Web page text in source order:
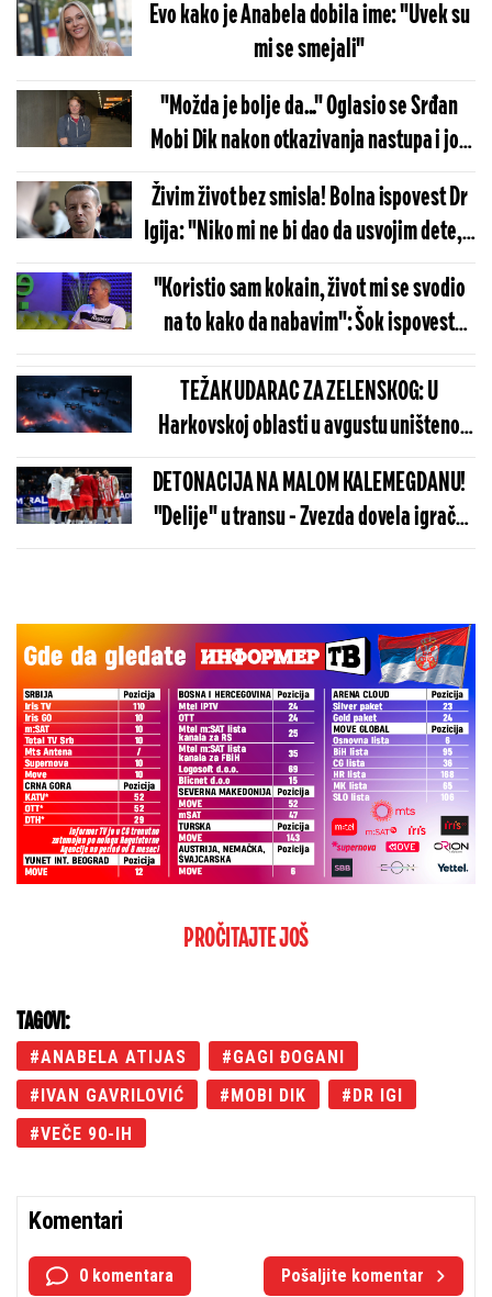
Evo kako je Anabela dobila ime: "Uvek su
mi se smejali"
"Možda je bolje da..." Oglasio se Srđan
Mobi Dik nakon otkazivanja nastupa i još
više zbunio narod
Živim život bez smisla! Bolna ispovest Dr
Igija: "Niko mi ne bi dao da usvojim dete, a
bio bih divan otac"
"Koristio sam kokain, život mi se svodio
na to kako da nabavim": Šok ispovest
Gagija Đoganija
TEŽAK UDARAC ZA ZELENSKOG: U
Harkovskoj oblasti u avgustu uništeno
više od 100 „baba jaga“
DETONACIJA NA MALOM KALEMEGDANU!
"Delije" u transu - Zvezda dovela igrača
Real Madrida!
PROČITAJTE JOŠ
TAGOVI:
ANABELA ATIJAS
GAGI ĐOGANI
IVAN GAVRILOVIĆ
MOBI DIK
DR IGI
VEČE 90-IH
Komentari
0 komentara Pošaljite komentar